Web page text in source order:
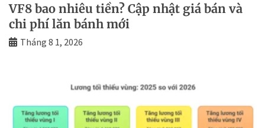
VF8 bao nhiêu tiền? Cập nhật giá bán và
chi phí lăn bánh mới
Tháng 8 1, 2026